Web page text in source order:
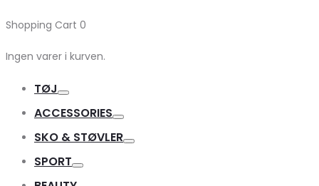
Shopping Cart 0
Ingen varer i kurven.
TØJ
ACCESSORIES
SKO & STØVLER
SPORT